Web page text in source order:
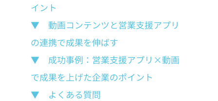
イント
▼　動画コンテンツと営業支援アプリ
の連携で成果を伸ばす
▼　成功事例：営業支援アプリ×動画
で成果を上げた企業のポイント
▼　よくある質問